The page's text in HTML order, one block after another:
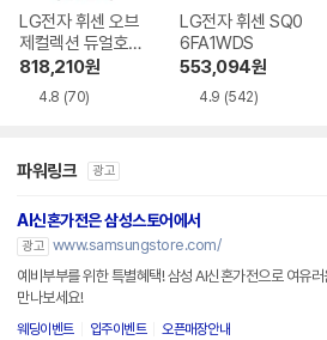
LG전자 휘센 오브
제컬렉션 듀얼호스
PQ08FDWBS
818,210원
4.8 (70)
LG전자 휘센 SQ0
6FA1WDS
553,094원
4.9 (542)
파워링크 광고
AI신혼가전은 삼성스토어에서
광고 www.samsungstore.com/
예비부부를 위한 특별혜택! 삼성 AI신혼가전으로 여유
만나보세요!
웨딩이벤트 입주이벤트 오픈매장안내